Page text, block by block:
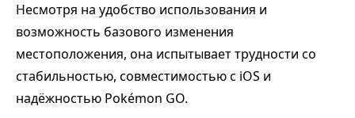
Несмотря на удобство использования и
возможность базового изменения
местоположения, она испытывает трудности со
стабильностью, совместимостью с iOS и
надёжностью Pokémon GO.